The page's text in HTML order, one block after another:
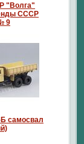
"Волга"
СССР
9
самосвал